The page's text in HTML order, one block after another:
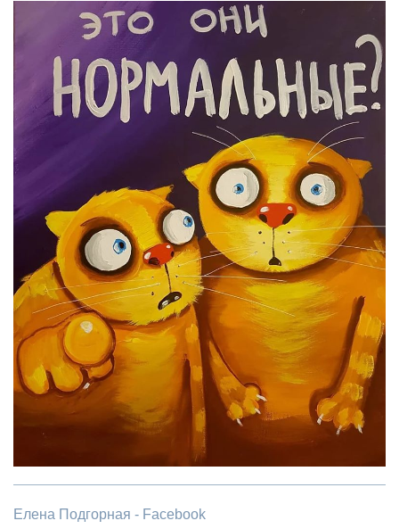
Елена Подгорная - Facebook